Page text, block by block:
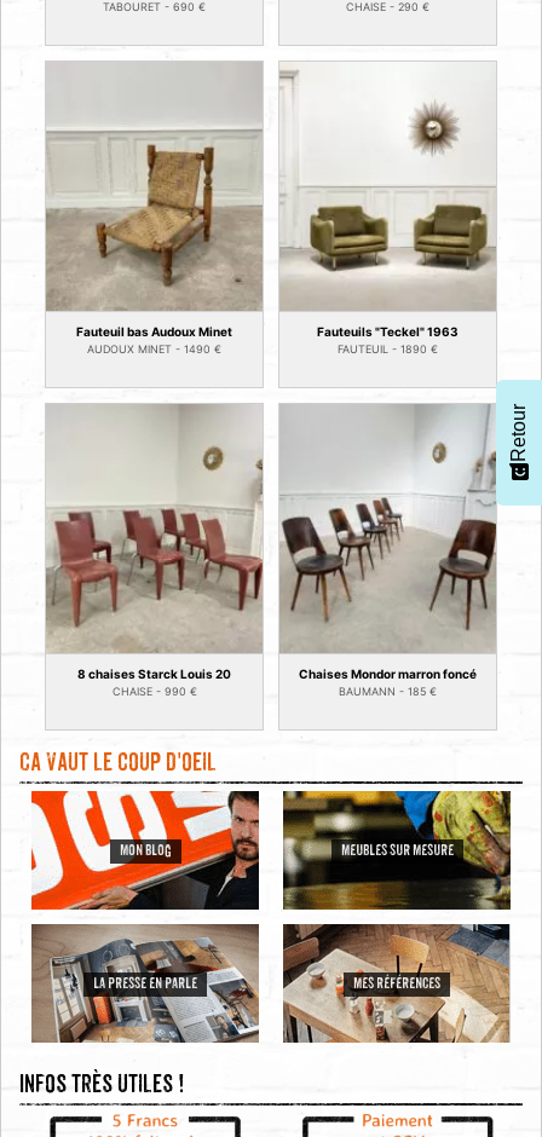
TABOURET - 690 € CHAISE - 290 €
Fauteuil bas Audoux Minet
AUDOUX MINET - 1490 €
Fauteuils "Teckel" 1963
FAUTEUIL - 1890 €
8 chaises Starck Louis 20
CHAISE - 990 €
Chaises Mondor marron foncé
BAUMANN - 185 €
Ca vaut le coup d'oeil
MON BLOG MEUBLES SUR MESURE
LA PRESSE EN PARLE MES RÉFÉRENCES
Infos très utiles !
Retour